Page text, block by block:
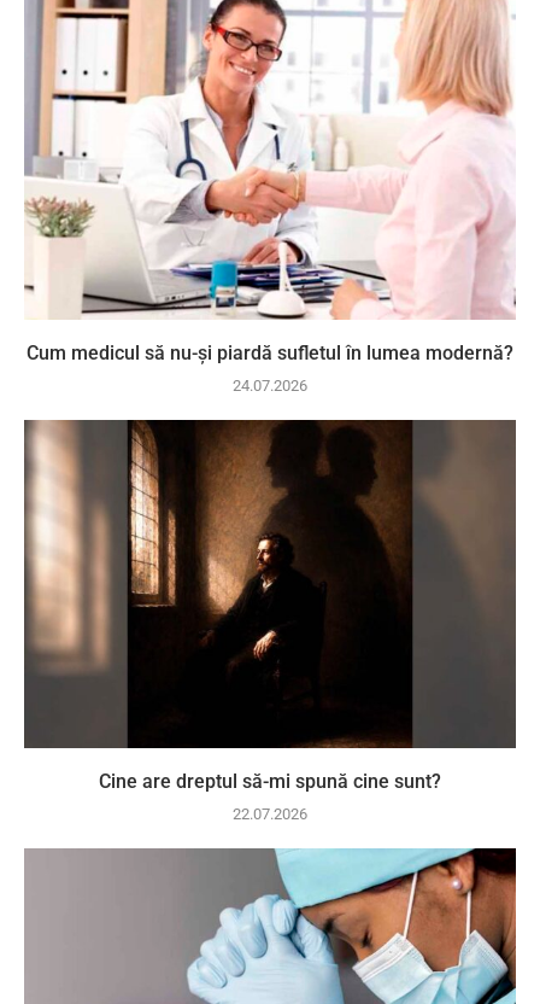
Cum medicul să nu-și piardă sufletul în lumea modernă?
24.07.2026
Cine are dreptul să-mi spună cine sunt?
22.07.2026